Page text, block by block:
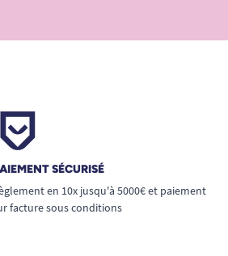
SÉCURISÉ
en 10x jusqu'à 5000€ et paiement
facture sous conditions